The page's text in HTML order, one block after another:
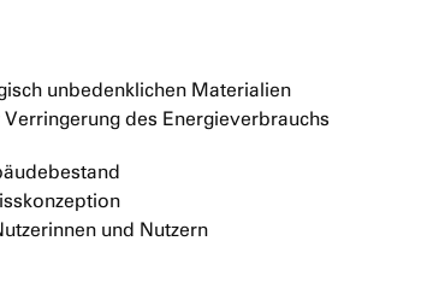
unbedenklichen Materialien
des Energieverbrauchs
und Nutzern